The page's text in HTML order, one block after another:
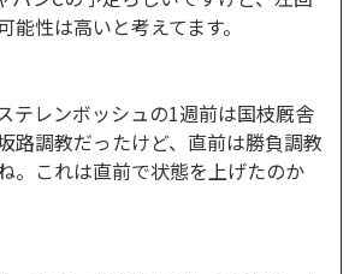
能性は高いと考えてます。
テレンボッシュの1週前は国枝厩舎
路調教だったけど、直前は勝負調教
。これは直前で状態を上げたのか